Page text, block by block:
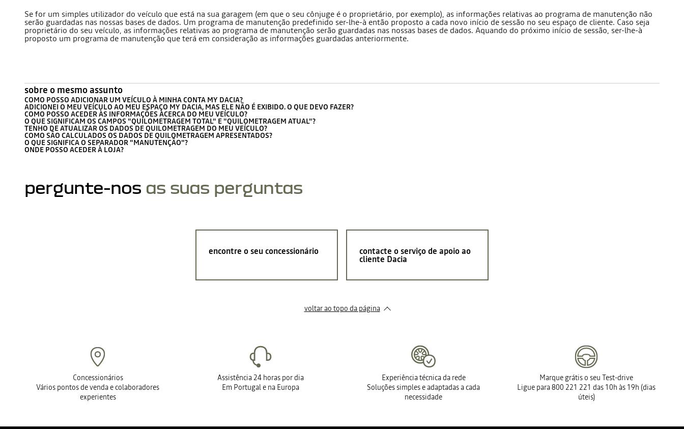
Se for um simples utilizador do veículo que está na sua garagem (em que o seu cônjuge é o proprietário, por exemplo), as informações relativas ao programa de manutenção não
serão guardadas nas nossas bases de dados. Um programa de manutenção predefinido ser-lhe-à então proposto a cada novo início de sessão no seu espaço de cliente. Caso seja
proprietário do seu veículo, as informações relativas ao programa de manutenção serão guardadas nas nossas bases de dados. Aquando do próximo início de sessão, ser-lhe-à
proposto um programa de manutenção que terá em consideração as informações guardadas anteriormente.
sobre o mesmo assunto
COMO POSSO ADICIONAR UM VEÍCULO À MINHA CONTA MY DACIA?
ADICIONEI O MEU VEÍCULO AO MEU ESPAÇO MY DACIA, MAS ELE NÃO É EXIBIDO. O QUE DEVO FAZER?
COMO POSSO ACEDER ÀS INFORMAÇÕES ACERCA DO MEU VEÍCULO?
O QUE SIGNIFICAM OS CAMPOS "QUILOMETRAGEM TOTAL" E "QUILOMETRAGEM ATUAL"?
TENHO DE ATUALIZAR OS DADOS DE QUILOMETRAGEM DO MEU VEÍCULO?
COMO SÃO CALCULADOS OS DADOS DE QUILOMETRAGEM APRESENTADOS?
O QUE SIGNIFICA O SEPARADOR "MANUTENÇÃO"?
ONDE POSSO ACEDER À LOJA?
pergunte-nos as suas perguntas
encontre o seu concessionário contacte o serviço de apoio ao
cliente Dacia
voltar ao topo da página
Concessionários
Vários pontos de venda e colaboradores
experientes
Assistência 24 horas por dia
Em Portugal e na Europa
Experiência técnica da rede
Soluções simples e adaptadas a cada
necessidade
Marque grátis o seu Test-drive
Ligue para 800 221 221 das 10h às 19h (dias
úteis)